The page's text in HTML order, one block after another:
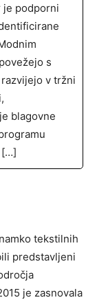
je podporni
s
v tržni
blagovne
[…]
tekstilnih
predstavljeni
je zasnovala